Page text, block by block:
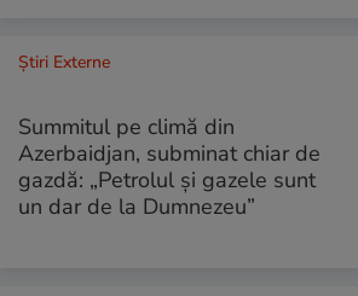
Știri Externe
Summitul pe climă din
Azerbaidjan, subminat chiar de
gazdă: „Petrolul și gazele sunt
un dar de la Dumnezeu”